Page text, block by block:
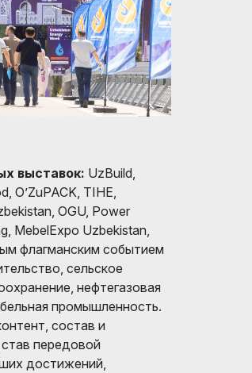
выставок: UzBuild,
O’ZuPACK, TIHE,
OGU, Power
MebelExpo Uzbekistan,
флагманским событием
сельское
нефтегазовая
промышленность.
состав и
передовой
достижений,